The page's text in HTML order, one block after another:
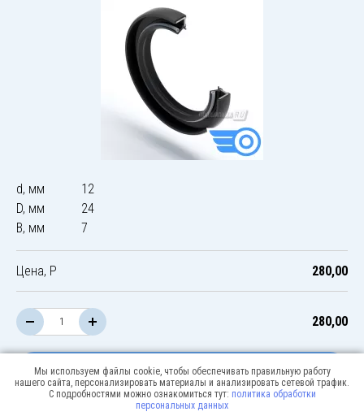
d, мм
12
D, мм
24
B, мм
7
Цена, Р 280,00
280,00
В корзину
Мы используем файлы cookie, чтобы обеспечивать правильную работу
нашего сайта, персонализировать материалы и анализировать сетевой трафик.
С подробностями можно ознакомиться тут: политика обработки
персональных данных